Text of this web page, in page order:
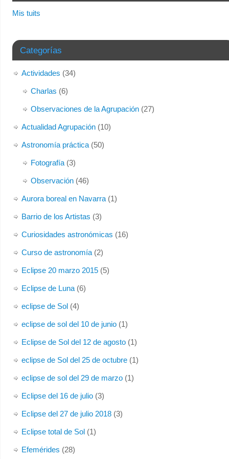
Mis tuits
Categorías
Actividades (34)
Charlas (6)
Observaciones de la Agrupación(27)
Actualidad Agrupación(10)
Astronomía práctica(50)
Fotografía(3)
Observación(46)
Aurora boreal en Navarra(1)
Barrio de los Artistas (3)
Curiosidades astronómicas (16)
Curso de astronomía(2)
Eclipse 20 marzo 2015(5)
Eclipse de Luna(6)
eclipse de Sol(4)
eclipse de sol del 10 de junio(1)
Eclipse de Sol del 12 de agosto(1)
eclipse de Sol del 25 de octubre(1)
eclipse de sol del 29 de marzo(1)
Eclipse del 16 de julio(3)
Eclipse del 27 de julio 2018(3)
Eclipse total de Sol(1)
Efemérides (28)